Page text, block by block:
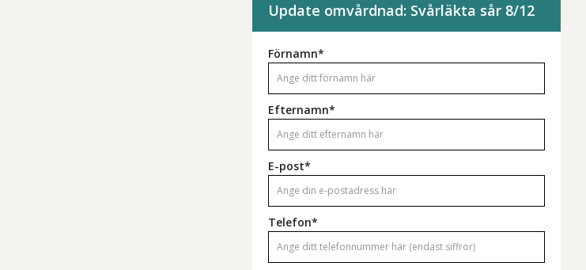
Update omvårdnad: Svårläkta sår 8/12
Förnamn*
Efternamn*
E-post*
Telefon*